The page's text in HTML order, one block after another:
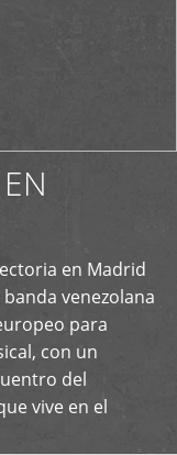
en Madrid
banda venezolana
para
con un
del
vive en el